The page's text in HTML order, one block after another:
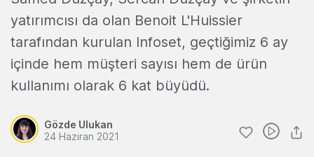
yatırımcısı da olan Benoit L'Huissier
tarafından kurulan Infoset, geçtiğimiz 6 ay
içinde hem müşteri sayısı hem de ürün
kullanımı olarak 6 kat büyüdü.
Gözde Ulukan
24 Haziran 2021